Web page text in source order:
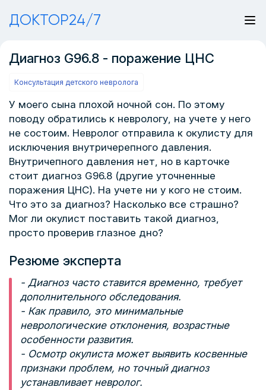
ДОКТОР24/7
Диагноз G96.8 - поражение ЦНС
Консультация детского невролога
У моего сына плохой ночной сон. По этому
поводу обратились к неврологу, на учете у него
не состоим. Невролог отправила к окулисту для
исключения внутричерепного давления.
Внутричепного давления нет, но в карточке
стоит диагноз G96.8 (другие уточненные
поражения ЦНС). На учете ни у кого не стоим.
Что это за диагноз? Насколько все страшно?
Мог ли окулист поставить такой диагноз,
просто проверив глазное дно?
Резюме эксперта
- Диагноз часто ставится временно, требует
дополнительного обследования.
- Как правило, это минимальные
неврологические отклонения, возрастные
особенности развития.
- Осмотр окулиста может выявить косвенные
признаки проблем, но точный диагноз
устанавливает невролог.